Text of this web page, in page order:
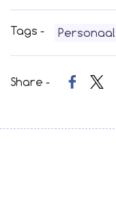
Tags - Personaal
Share -